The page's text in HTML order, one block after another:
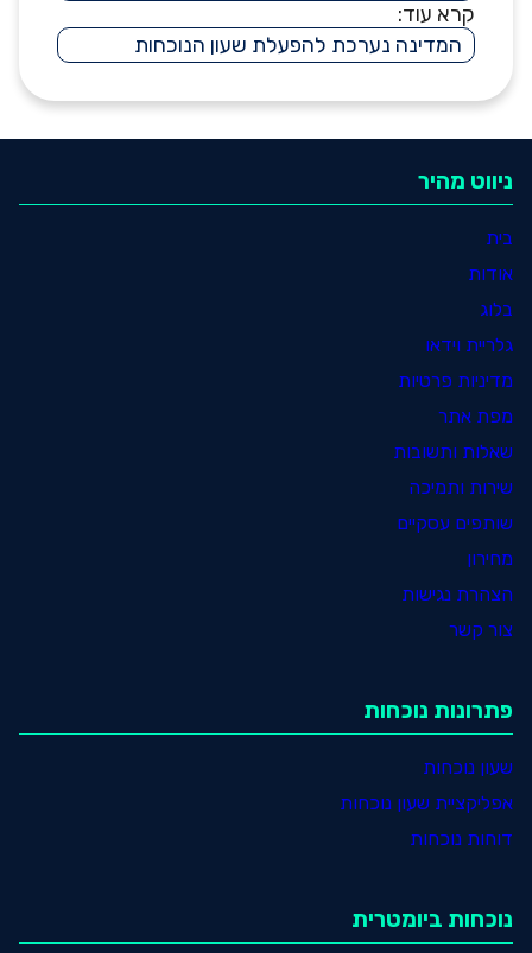
קרא עוד:
המדינה נערכת להפעלת שעון הנוכחות
ניווט מהיר
בית
אודות
בלוג
גלריית וידאו
מדיניות פרטיות
מפת אתר
שאלות ותשובות
שירות ותמיכה
שותפים עסקיים
מחירון
הצהרת נגישות
צור קשר
פתרונות נוכחות
שעון נוכחות
אפליקציית שעון נוכחות
דוחות נוכחות
נוכחות ביומטרית